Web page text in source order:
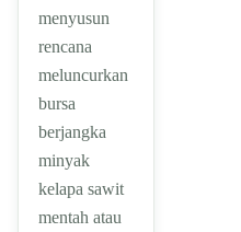
menyusun
rencana
meluncurkan
bursa
berjangka
minyak
kelapa sawit
mentah atau